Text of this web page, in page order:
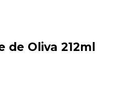
de Oliva 212ml